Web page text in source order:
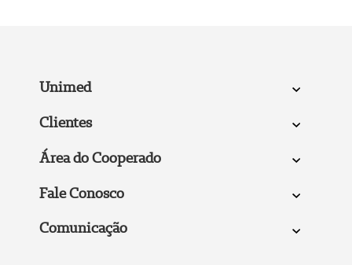
Unimed
Clientes
Área do Cooperado
Fale Conosco
Comunicação